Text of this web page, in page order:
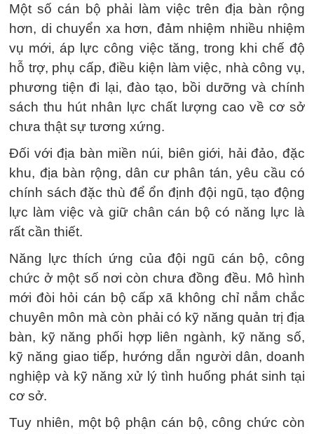
Một số cán bộ phải làm việc trên địa bàn rộng
hơn, di chuyển xa hơn, đảm nhiệm nhiều nhiệm
vụ mới, áp lực công việc tăng, trong khi chế độ
hỗ trợ, phụ cấp, điều kiện làm việc, nhà công vụ,
phương tiện đi lại, đào tạo, bồi dưỡng và chính
sách thu hút nhân lực chất lượng cao về cơ sở
chưa thật sự tương xứng.
Đối với địa bàn miền núi, biên giới, hải đảo, đặc
khu, địa bàn rộng, dân cư phân tán, yêu cầu có
chính sách đặc thù để ổn định đội ngũ, tạo động
lực làm việc và giữ chân cán bộ có năng lực là
rất cần thiết.
Năng lực thích ứng của đội ngũ cán bộ, công
chức ở một số nơi còn chưa đồng đều. Mô hình
mới đòi hỏi cán bộ cấp xã không chỉ nắm chắc
chuyên môn mà còn phải có kỹ năng quản trị địa
bàn, kỹ năng phối hợp liên ngành, kỹ năng số,
kỹ năng giao tiếp, hướng dẫn người dân, doanh
nghiệp và kỹ năng xử lý tình huống phát sinh tại
cơ sở.
Tuy nhiên, một bộ phận cán bộ, công chức còn